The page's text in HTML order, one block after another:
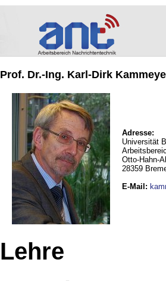
Prof. Dr.-Ing. Karl-Dirk
Adresse:
Universität
Otto-Hahn-
28359
E-Mail :
Lehre